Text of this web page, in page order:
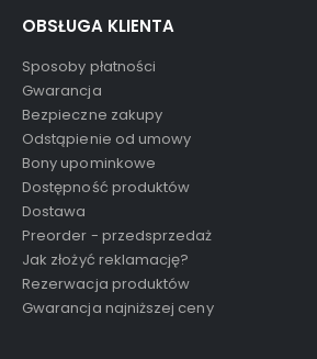
OBSŁUGA KLIENTA
Sposoby płatności
Gwarancja
Bezpieczne zakupy
Odstąpienie od umowy
Bony upominkowe
Dostępność produktów
Dostawa
Preorder - przedsprzedaż
Jak złożyć reklamację?
Rezerwacja produktów
Gwarancja najniższej ceny